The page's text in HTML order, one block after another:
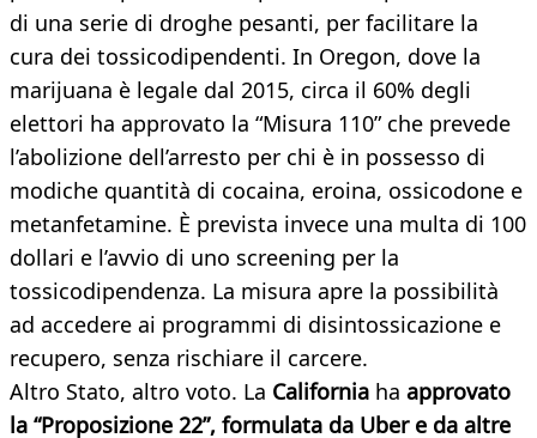
di una serie di droghe pesanti, per facilitare la
cura dei tossicodipendenti. In Oregon, dove la
marijuana è legale dal 2015, circa il 60% degli
elettori ha approvato la “Misura 110” che prevede
l’abolizione dell’arresto per chi è in possesso di
modiche quantità di cocaina, eroina, ossicodone e
metanfetamine. È prevista invece una multa di 100
dollari e l’avvio di uno screening per la
tossicodipendenza. La misura apre la possibilità
ad accedere ai programmi di disintossicazione e
recupero, senza rischiare il carcere.
Altro Stato, altro voto. La California ha approvato
la “Proposizione 22”, formulata da Uber e da altre